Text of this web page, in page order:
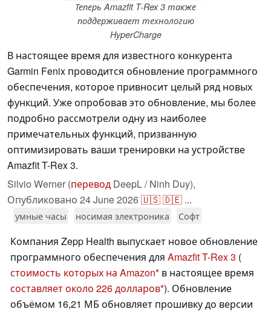
Теперь Amazfit T-Rex 3 также
поддерживает технологию
HyperCharge
В настоящее время для известного конкурента
Garmin Fenix проводится обновление программного
обеспечения, которое привносит целый ряд новых
функций. Уже опробовав это обновление, мы более
подробно рассмотрели одну из наиболее
примечательных функций, призванную
оптимизировать ваши тренировки на устройстве
Amazfit T-Rex 3.
Silvio Werner (перевод DeepL / Ninh Duy),
Опубликовано 24 June 2026🇺🇸🇩🇪 ...
умные часы носимая электроника Софт
Компания Zepp Health выпускает новое обновление
программного обеспечения для Amazfit T-Rex 3 (
стоимость которых на Amazon в настоящее время
составляет около 226 долларов ). Обновление
объёмом 16,21 МБ обновляет прошивку до версии